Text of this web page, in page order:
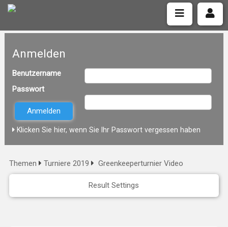
Anmelden
Benutzername
Passwort
Klicken Sie hier, wenn Sie Ihr Passwort vergessen haben
Themen Turniere 2019 Greenkeeperturnier Video
Result Settings